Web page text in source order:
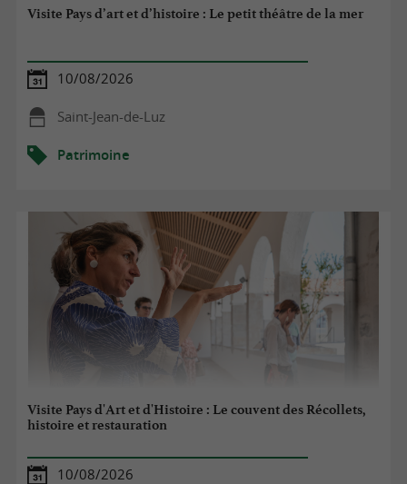
Visite Pays d’art et d’histoire : Le petit théâtre de la mer
10/08/2026
Saint-Jean-de-Luz
Patrimoine
Visite Pays d'Art et d'Histoire : Le couvent des Récollets,
histoire et restauration
10/08/2026